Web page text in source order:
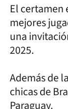
El certamen
mejores
una
2025.
Además de
chicas de
Paraguay.